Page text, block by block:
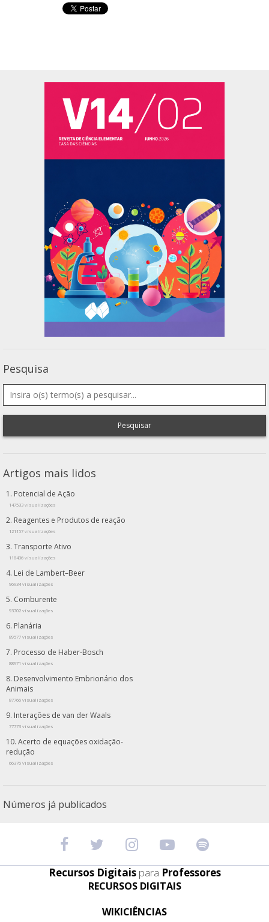
Pesquisa
Pesquisar
Artigos mais lidos
Potencial de Ação
147533 visualizações
Reagentes e Produtos de reação
121157 visualizações
Transporte Ativo
118436 visualizações
Lei de Lambert–Beer
96934 visualizações
Comburente
93702 visualizações
Planária
89577 visualizações
Processo de Haber-Bosch
88971 visualizações
Desenvolvimento Embrionário dos
Animais
87766 visualizações
Interações de van der Waals
77773 visualizações
Acerto de equações oxidação-
redução
66376 visualizações
Números já publicados
Recursos Digitais para Professores
RECURSOS DIGITAIS
WIKICIÊNCIAS